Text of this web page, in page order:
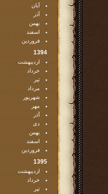
آبان
آذر
بهمن
اسفند
فروردین
1394
اردیبهشت
خرداد
تیر
مرداد
شهریور
مهر
آذر
دی
بهمن
اسفند
فروردین
1395
اردیبهشت
خرداد
تیر